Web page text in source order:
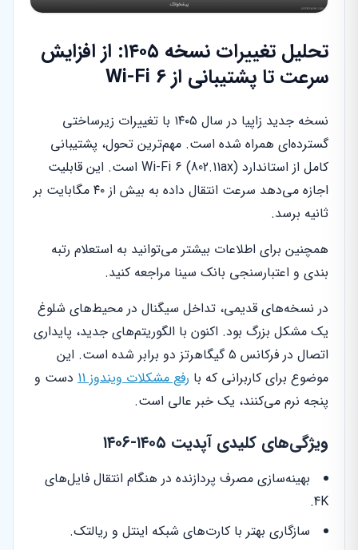
تحلیل تغییرات نسخه ۱۴۰۵: از افزایش
سرعت تا پشتیبانی از Wi-Fi 6
نسخه جدید زاپیا در سال ۱۴۰۵ با تغییرات زیرساختی
گسترده‌ای همراه شده است. مهم‌ترین تحول، پشتیبانی
کامل از استاندارد Wi-Fi 6 (802.11ax) است. این قابلیت
اجازه می‌دهد سرعت انتقال داده به بیش از ۴۰ مگابایت بر
ثانیه برسد.
همچنین برای اطلاعات بیشتر می‌توانید به استعلام رتبه
بندی و اعتبارسنجی بانک سینا مراجعه کنید.
در نسخه‌های قدیمی، تداخل سیگنال در محیط‌های شلوغ
یک مشکل بزرگ بود. اکنون با الگوریتم‌های جدید، پایداری
اتصال در فرکانس ۵ گیگاهرتز دو برابر شده است. این
موضوع برای کاربرانی که با رفع مشکلات ویندوز 11
دست و
پنجه نرم می‌کنند، یک خبر عالی است.
ویژگی‌های کلیدی آپدیت ۱۴۰۵-۱۴۰۶
بهینه‌سازی مصرف پردازنده در هنگام انتقال فایل‌های
4K.
سازگاری بهتر با کارت‌های شبکه اینتل و ریالتک.